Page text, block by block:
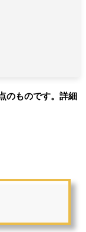
のものです。詳細